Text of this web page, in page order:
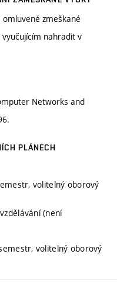
zmeškané
nahradit v
Networks and
PLÁNECH
volitelný oborový
(není
volitelný oborový